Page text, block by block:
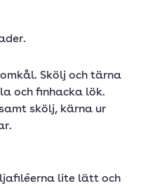
Skölj och tärna
och finhacka lök.
skölj, kärna ur
lite lätt och